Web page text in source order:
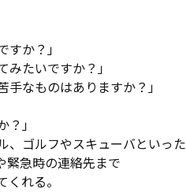
すか？」
みたいですか？」
なものはありますか？」
」
、ゴルフやスキューバといった
緊急時の連絡先まで
れる。